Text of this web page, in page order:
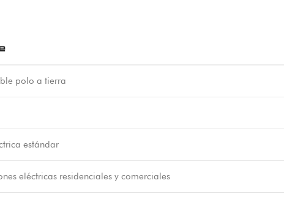
polo a tierra
estándar
eléctricas residenciales y comerciales